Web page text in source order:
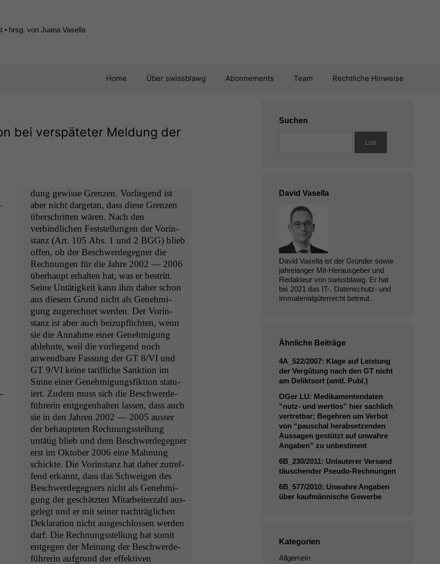
hrsg. von Juana Vasella
Home Über swissblawg Abonnements Team Rechtliche Hinweise
bei verspäteter Meldung der
dung gewisse Gren­zen. Vor­liegend ist
aber nicht dar­ge­tan, dass diese Gren­zen
über­schrit­ten wären. Nach den
verbindlichen Fest­stel­lun­gen der Vorin­
stanz (Art. 105 Abs. 1 und 2 BGG) blieb
offen, ob der Beschw­erdegeg­n­er die
Rech­nun­gen für die Jahre 2002 — 2006
über­haupt erhal­ten hat, was er bestritt.
Seine Untätigkeit kann ihm daher schon
aus diesem Grund nicht als Genehmi­
gung zugerech­net wer­den. Der Vorin­
stanz ist aber auch beizupflicht­en, wenn
sie die Annahme ein­er Genehmi­gung
ablehnte, weil die vor­liegend noch
anwend­bare Fas­sung der GT8/VIund
GT9/VIkeine tar­i­fliche Sank­tion im
Sinne ein­er Genehmi­gungs­fik­tion sta­tu­
iert. Zudem muss sich die Beschw­erde­
führerin ent­ge­gen­hal­ten lassen, dass auch
sie in den Jahren 2002 — 2005 auss­er
der behaupteten Rech­nungsstel­lung
untätig blieb und dem Beschw­erdegeg­n­er
erst im Okto­ber 2006 eine Mah­nung
schick­te. Die Vorin­stanz hat daher zutr­e­f­
fend erkan­nt, dass das Schweigen des
Beschw­erdegeg­n­ers nicht als Genehmi­
gung der geschätzten Mitar­beit­erzahl aus­
gelegt und er mit sein­er nachträglichen
Dekla­ra­tion nicht aus­geschlossen wer­den
darf. Die Rech­nungsstel­lung hat somit
ent­ge­gen der Mei­n­ung der Beschw­erde­
führerin auf­grund der effek­tiv­en
Suchen
David Vasella
David Vasella ist der Gründer sowie
jahrelanger Mit-Herausgeber und
Redakteur von swissblawg. Er hat
bis 2021 das IT-, Datenschutz- und
Immaterialgüterrecht betreut.
Ähnliche Beiträge
4A_522/2007: Klage auf Leistung
der Vergütung nach den GTnicht
am Deliktsort (amtl. Publ.)
OGer LU: Medikamentendaten
“nutz- und wertlos” hier sachlich
vertretbar; Begehren um Verbot
von “pauschal herabsetzenden
Aussagen gestützt auf unwahre
Angaben” zu unbestimmt
6B_230/2011: Unlauterer Versand
täuschender Pseudo-Rechnungen
6B_577/2010: Unwahre Angaben
über kaufmännische Gewerbe
Kategorien
Allgemein